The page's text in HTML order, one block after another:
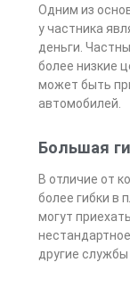
Одним из
у частника
деньги.
более низкие
может быть
автомобилей.
Большая
В отличие от
более гибки в
могут
другие службы